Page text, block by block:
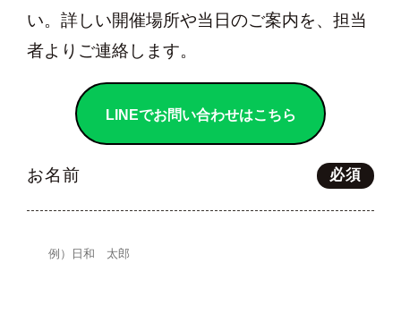
い。詳しい開催場所や当日のご案内を、担当
者よりご連絡します。
LINEでお問い合わせはこちら
お名前 必須